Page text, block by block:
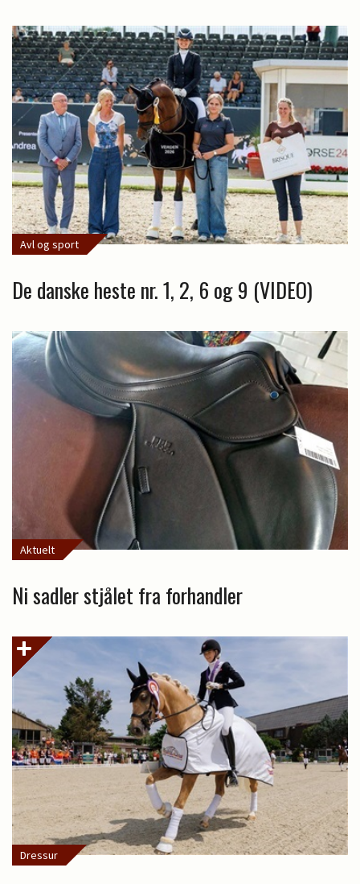
Avl og sport
De danske heste nr. 1, 2, 6 og 9 (VIDEO)
Aktuelt
Ni sadler stjålet fra forhandler
Dressur